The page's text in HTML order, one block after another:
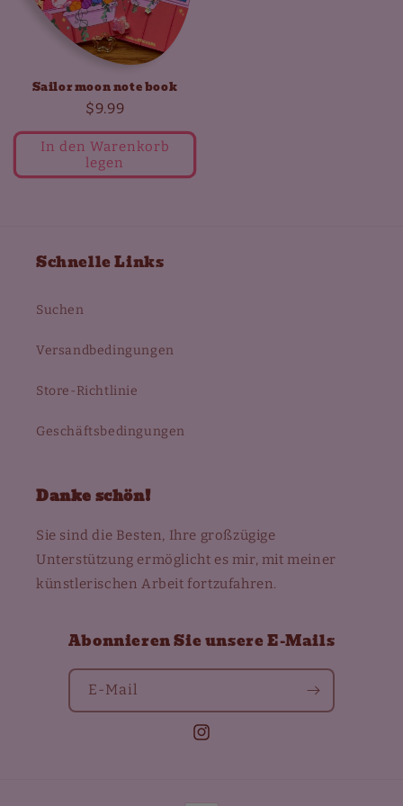
Sailor moon note book
Normaler
Preis
$9.99
In den Warenkorb
legen
Schnelle Links
Suchen
Versandbedingungen
Store-Richtlinie
Geschäftsbedingungen
Danke schön!
Sie sind die Besten, Ihre großzügige
Unterstützung ermöglicht es mir, mit meiner
künstlerischen Arbeit fortzufahren.
Abonnieren Sie unsere E-Mails
E-Mail
Instagram